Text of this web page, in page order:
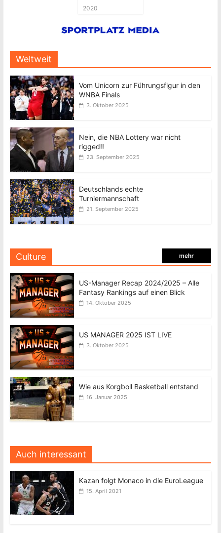
2020
Weltweit
Vom Unicorn zur Führungsfigur in den
WNBA Finals
3. Oktober 2025
Nein, die NBA Lottery war nicht
rigged!!
23. September 2025
Deutschlands echte
Turniermannschaft
21. September 2025
Culture mehr
US-Manager Recap 2024/2025 – Alle
Fantasy Rankings auf einen Blick
14. Oktober 2025
US MANAGER 2025 IST LIVE
3. Oktober 2025
Wie aus Korgboll Basketball entstand
16. Januar 2025
Auch interessant
Kazan folgt Monaco in die EuroLeague
15. April 2021